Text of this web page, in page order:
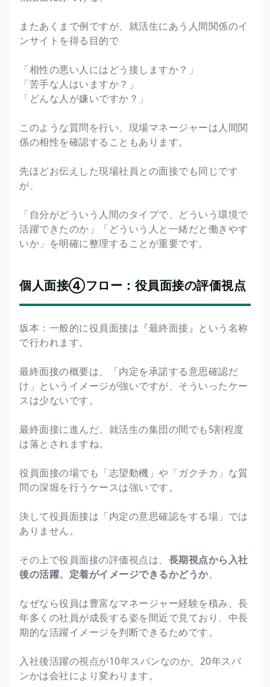
またあくまで例ですが、就活生にあう人間関係のイ
ンサイトを得る目的で
「相性の悪い人にはどう接しますか？」
「苦手な人はいますか？」
「どんな人が嫌いですか？」
このような質問を行い、現場マネージャーは人間関
係の相性を確認することもあります。
先ほどお伝えした現場社員との面接でも同じです
が、
「自分がどういう人間のタイプで、どういう環境で
活躍できたのか」「どういう人と一緒だと働きやす
いか」を明確に整理することが重要です。
個人面接④フロー：役員面接の評価視点
坂本：一般的に役員面接は『最終面接』という名称
で行われます。
最終面接の概要は、「内定を承諾する意思確認だ
け」というイメージが強いですが、そういったケー
スは少ないです。
最終面接に進んだ、就活生の集団の間でも5割程度
は落とされますね。
役員面接の場でも「志望動機」や「ガクチカ」な質
問の深堀を行うケースは強いです。
決して役員面接は「内定の意思確認をする場」では
ありません。
その上で役員面接の評価視点は、 長期視点から入社
後の活躍、定着がイメージできるかどうか。
なぜなら役員は豊富なマネージャー経験を積み、長
年多くの社員が成長する姿を間近で見ており、中長
期的な活躍イメージを判断できるためです。
入社後活躍の視点が10年スパンなのか、20年スパ
ンかは会社により変わります。